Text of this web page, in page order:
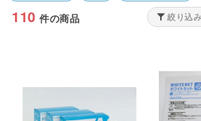
BEAUTY GARAGE
Finoa／フィノア
3M
110 件の商品 絞り込み